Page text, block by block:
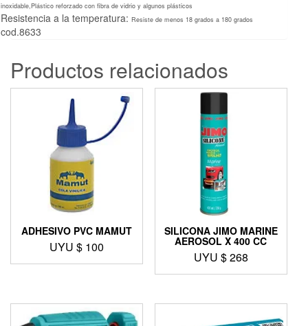
inoxidable,Plástico reforzado con fibra de vidrio y algunos plásticos
Resistencia a la temperatura: Resiste de menos 18 grados a 180 grados
cod.8633
Productos relacionados
ADHESIVO PVC MAMUT
UYU $ 100
SILICONA JIMO MARINE
AEROSOL X 400 CC
UYU $268